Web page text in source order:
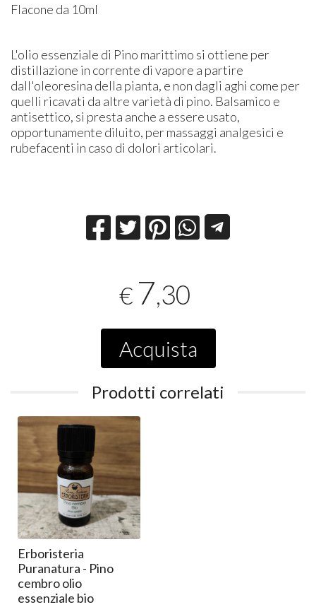
Flacone da 10ml
L'olio essenziale di Pino marittimo si ottiene per
distillazione in corrente di vapore a partire
dall'oleoresina della pianta, e non dagli aghi come per
quelli ricavati da altre varietà di pino. Balsamico e
antisettico, si presta anche a essere usato,
opportunamente diluito, per massaggi analgesici e
rubefacenti in caso di dolori articolari.
€ 7,30
Acquista
Prodotti correlati
Erboristeria
Puranatura - Pino
cembro olio
essenziale bio